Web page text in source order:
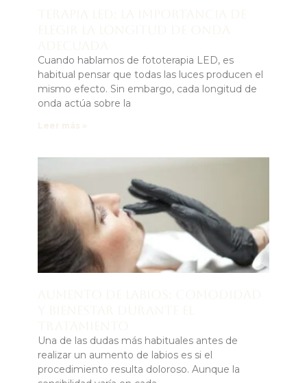
Cuando hablamos de fototerapia LED, es
habitual pensar que todas las luces producen el
mismo efecto. Sin embargo, cada longitud de
onda actúa sobre la
Una de las dudas más habituales antes de
realizar un aumento de labios es si el
procedimiento resulta doloroso. Aunque la